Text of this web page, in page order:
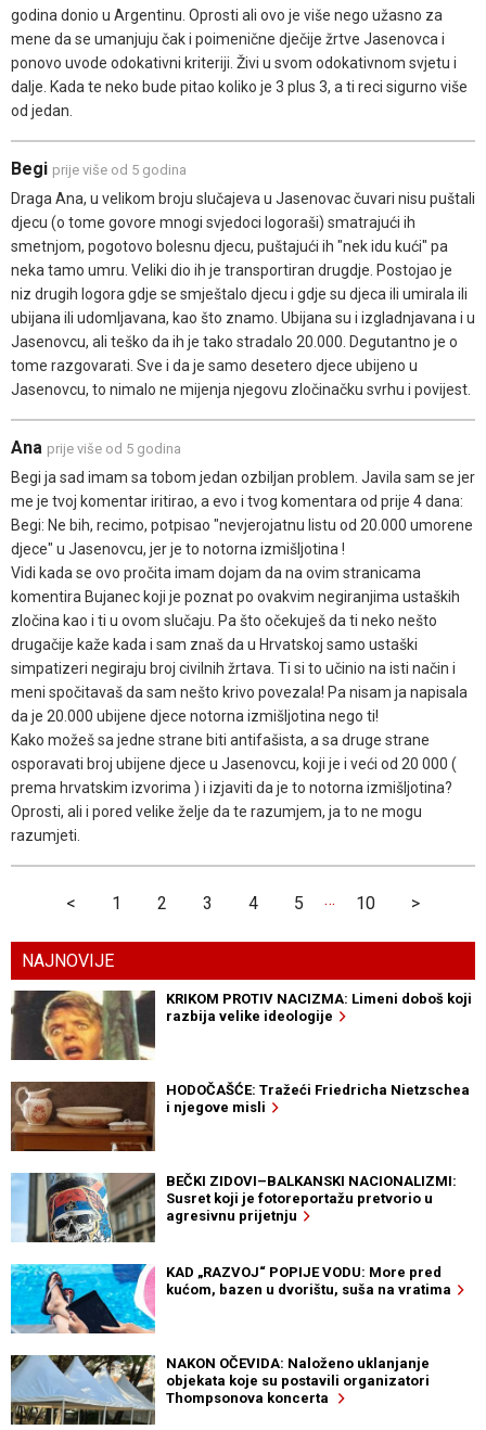
godina donio u Argentinu. Oprosti ali ovo je više nego užasno za
mene da se umanjuju čak i poimenične dječije žrtve Jasenovca i
ponovo uvode odokativni kriteriji. Živi u svom odokativnom svjetu i
dalje. Kada te neko bude pitao koliko je 3 plus 3, a ti reci sigurno više
od jedan.
Begi prije više od 5 godina
Draga Ana, u velikom broju slučajeva u Jasenovac čuvari nisu puštali
djecu (o tome govore mnogi svjedoci logoraši) smatrajući ih
smetnjom, pogotovo bolesnu djecu, puštajući ih "nek idu kući" pa
neka tamo umru. Veliki dio ih je transportiran drugdje. Postojao je
niz drugih logora gdje se smještalo djecu i gdje su djeca ili umirala ili
ubijana ili udomljavana, kao što znamo. Ubijana su i izgladnjavana i u
Jasenovcu, ali teško da ih je tako stradalo 20.000. Degutantno je o
tome razgovarati. Sve i da je samo desetero djece ubijeno u
Jasenovcu, to nimalo ne mijenja njegovu zločinačku svrhu i povijest.
Ana prije više od 5 godina
Begi ja sad imam sa tobom jedan ozbiljan problem. Javila sam se jer
me je tvoj komentar iritirao, a evo i tvog komentara od prije 4 dana:
Begi: Ne bih, recimo, potpisao "nevjerojatnu listu od 20.000 umorene
djece" u Jasenovcu, jer je to notorna izmišljotina !
Vidi kada se ovo pročita imam dojam da na ovim stranicama
komentira Bujanec koji je poznat po ovakvim negiranjima ustaških
zločina kao i ti u ovom slučaju. Pa što očekuješ da ti neko nešto
drugačije kaže kada i sam znaš da u Hrvatskoj samo ustaški
simpatizeri negiraju broj civilnih žrtava. Ti si to učinio na isti način i
meni spočitavaš da sam nešto krivo povezala! Pa nisam ja napisala
da je 20.000 ubijene djece notorna izmišljotina nego ti!
Kako možeš sa jedne strane biti antifašista, a sa druge strane
osporavati broj ubijene djece u Jasenovcu, koji je i veći od 20 000 (
prema hrvatskim izvorima ) i izjaviti da je to notorna izmišljotina?
Oprosti, ali i pored velike želje da te razumjem, ja to ne mogu
razumjeti.
< 1 2 3 4 5 … 10 >
NAJNOVIJE
KRIKOM PROTIV NACIZMA: Limeni doboš koji
razbija velike ideologije
HODOČAŠĆE: Tražeći Friedricha Nietzschea
i njegove misli
BEČKI ZIDOVI–BALKANSKI NACIONALIZMI:
Susret koji je fotoreportažu pretvorio u
agresivnu prijetnju
KAD „RAZVOJ“ POPIJE VODU: More pred
kućom, bazen u dvorištu, suša na vratima
NAKON OČEVIDA: Naloženo uklanjanje
objekata koje su postavili organizatori
Thompsonova koncerta